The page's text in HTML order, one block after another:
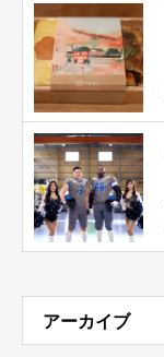
アーカイブ